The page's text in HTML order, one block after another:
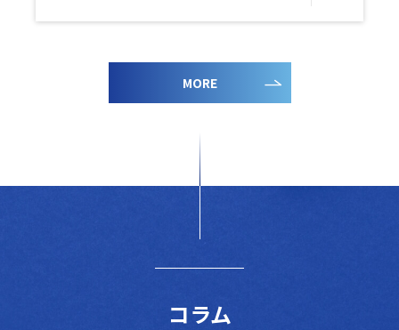
MORE
コラム